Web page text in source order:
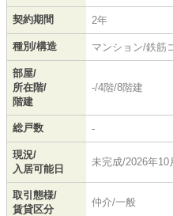
契約期間 2年
種別/構造 マンション/鉄筋
部屋/
所在階/
階建
-/4階/8階建
総戸数 -
現況/
入居可能日
未完成/2026年10
取引態様/
賃貸区分
仲介/一般